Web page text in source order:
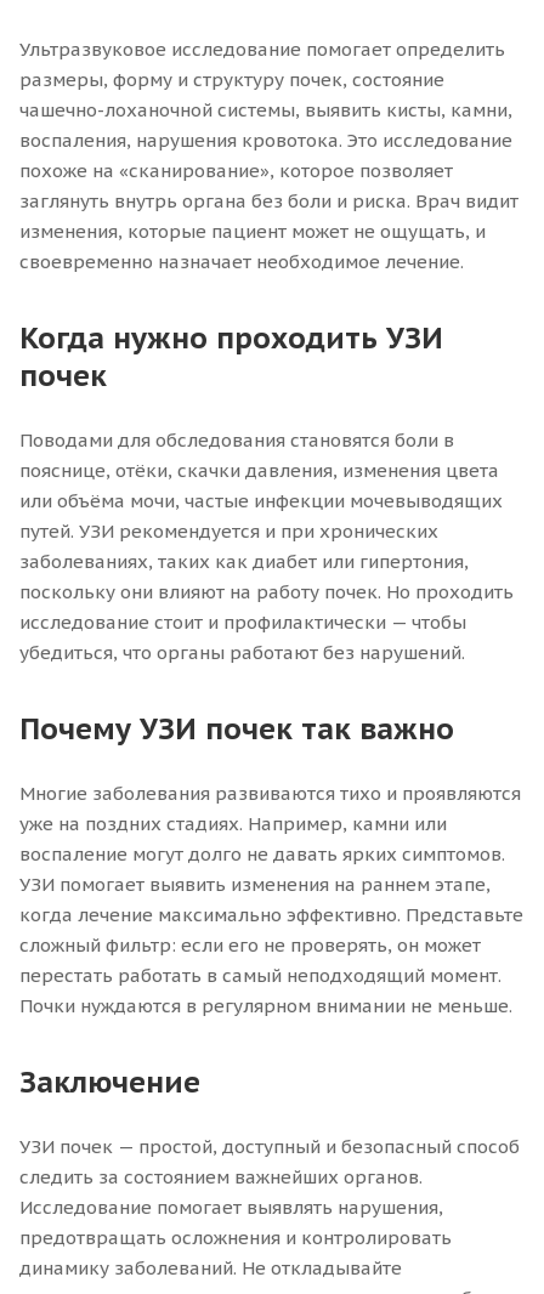
Ультразвуковое исследование помогает определить
размеры, форму и структуру почек, состояние
чашечно-лоханочной системы, выявить кисты, камни,
воспаления, нарушения кровотока. Это исследование
похоже на «сканирование», которое позволяет
заглянуть внутрь органа без боли и риска. Врач видит
изменения, которые пациент может не ощущать, и
своевременно назначает необходимое лечение.
Когда нужно проходить УЗИ
почек
Поводами для обследования становятся боли в
пояснице, отёки, скачки давления, изменения цвета
или объёма мочи, частые инфекции мочевыводящих
путей. УЗИ рекомендуется и при хронических
заболеваниях, таких как диабет или гипертония,
поскольку они влияют на работу почек. Но проходить
исследование стоит и профилактически — чтобы
убедиться, что органы работают без нарушений.
Почему УЗИ почек так важно
Многие заболевания развиваются тихо и проявляются
уже на поздних стадиях. Например, камни или
воспаление могут долго не давать ярких симптомов.
УЗИ помогает выявить изменения на раннем этапе,
когда лечение максимально эффективно. Представьте
сложный фильтр: если его не проверять, он может
перестать работать в самый неподходящий момент.
Почки нуждаются в регулярном внимании не меньше.
Заключение
УЗИ почек — простой, доступный и безопасный способ
следить за состоянием важнейших органов.
Исследование помогает выявлять нарушения,
предотвращать осложнения и контролировать
динамику заболеваний. Не откладывайте